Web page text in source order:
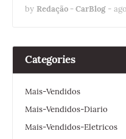
by Redação - CarBlog -
Categories
Mais-Vendidos
Mais-Vendidos-Diario
Mais-Vendidos-Eletricos